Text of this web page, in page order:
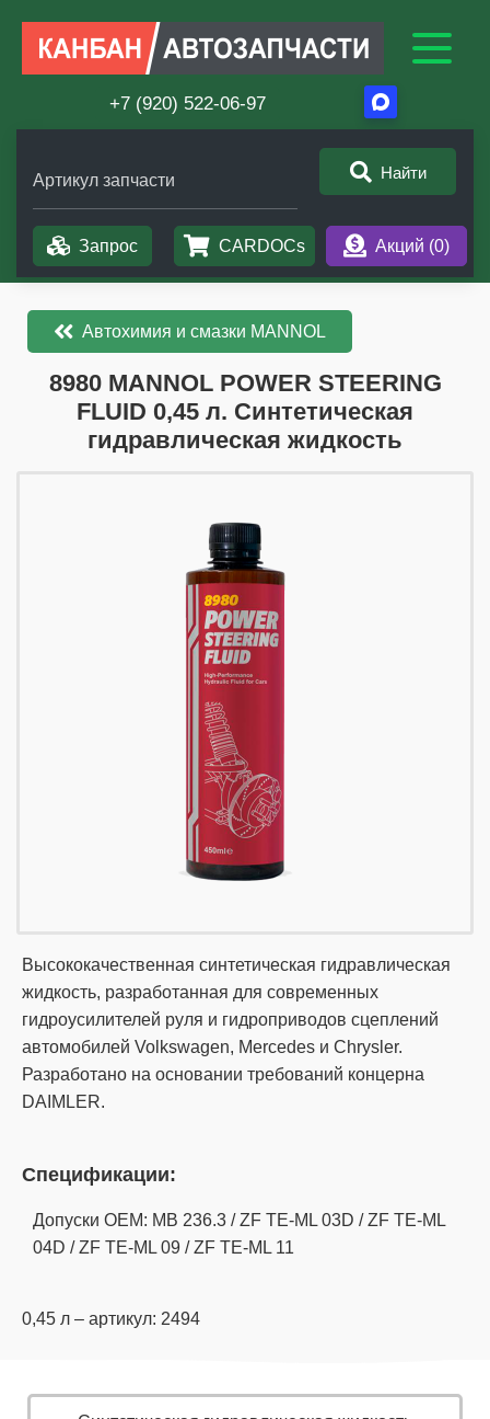
+7 (920) 522-06-97
Артикул запчасти Найти
Запрос CARDOCs Акций (0)
Автохимия и смазки MANNOL
​​​​8980 MANNOL POWER STEERING
FLUID 0,45 л. Синтетическая
гидравлическая жидкость
Высококачественная синтетическая гидравлическая
жидкость, разработанная для современных
гидроусилителей руля и гидроприводов сцеплений
автомобилей Volkswagen, Mercedes и Chrysler.
Разработано на основании требований концерна
DAIMLER.
Спецификации:
Допуски OEM: MB 236.3 / ZF TE-ML 03D / ZF TE-ML
04D / ZF TE-ML 09 / ZF TE-ML 11
0,45 л – артикул: 2494